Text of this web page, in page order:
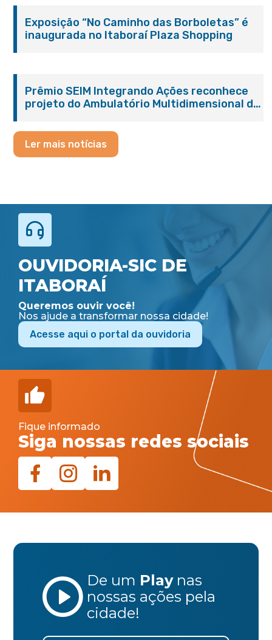
Exposição “No Caminho das Borboletas” é
inaugurada no Itaboraí Plaza Shopping
Prêmio SEIM Integrando Ações reconhece
projeto do Ambulatório Multidimensional da
Ler mais notícias
OUVIDORIA-SIC DE
ITABORAÍ
Queremos ouvir você!
Nos ajude a transformar nossa cidade!
Acesse aqui o portal da ouvidoria
Fique informado
Siga nossas redes sociais
De um Play nas
nossas ações pela
cidade!